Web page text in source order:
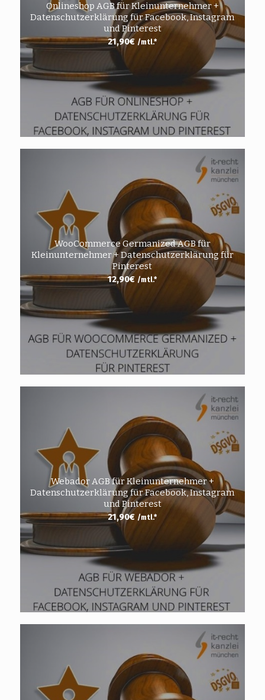
Onlineshop AGB für Kleinunternehmer +
Datenschutzerklärung für Facebook, Instagram
und Pinterest
21,90€ /mtl.*
WooCommerce Germanized AGB für
Kleinunternehmer + Datenschutzerklärung für
Pinterest
12,90€ /mtl.*
Webador AGB für Kleinunternehmer +
Datenschutzerklärung für Facebook, Instagram
und Pinterest
21,90€ /mtl.*